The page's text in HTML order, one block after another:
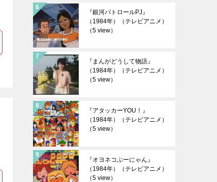
『銀河パトロールPJ』
（1984年）（テレビアニメ）
（5 view）
『まんがどうして物語』
（1984年）（テレビアニメ）
（5 view）
『アタッカーYOU！』
（1984年）（テレビアニメ）
（5 view）
『オヨネコぶーにゃん』
（1984年）（テレビアニメ）
（5 view）